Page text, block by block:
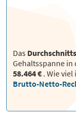
Das
Gehaltsspanne in
58.464 € . Wie viel
Brutto-Netto-